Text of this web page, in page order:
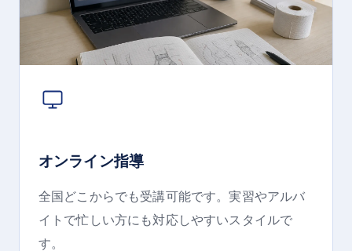
オンライン指導
全国どこからでも受講可能です。実習やアルバ
イトで忙しい方にも対応しやすいスタイルで
す。